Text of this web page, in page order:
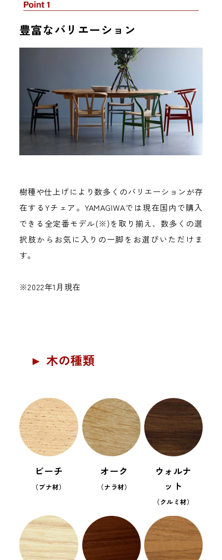
豊富なバリエーション
樹種や仕上げにより数多くのバリエーションが存
在するYチェア。YAMAGIWAでは現在国内で購入
できる全定番モデル(※)を取り揃え、数多くの選
択肢からお気に入りの一脚をお選びいただけま
す。
※2022年1月現在
► 木の種類
ビーチ
（ブナ材）
オーク
（ナラ材）
ウォルナ
ット
（クルミ材）